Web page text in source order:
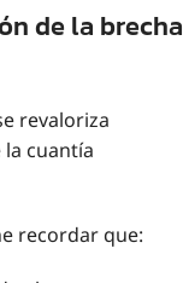
de la brecha
revaloriza
cuantía
recordar que: